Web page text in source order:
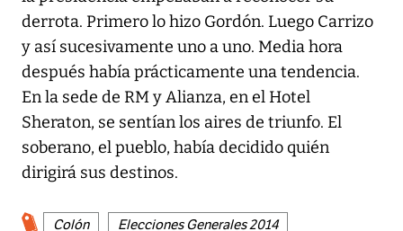
derrota. Primero lo hizo Gordón. Luego Carrizo
y así sucesivamente uno a uno. Media hora
después había prácticamente una tendencia.
En la sede de RM y Alianza, en el Hotel
Sheraton, se sentían los aires de triunfo. El
soberano, el pueblo, había decidido quién
dirigirá sus destinos.
Colón Elecciones Generales 2014